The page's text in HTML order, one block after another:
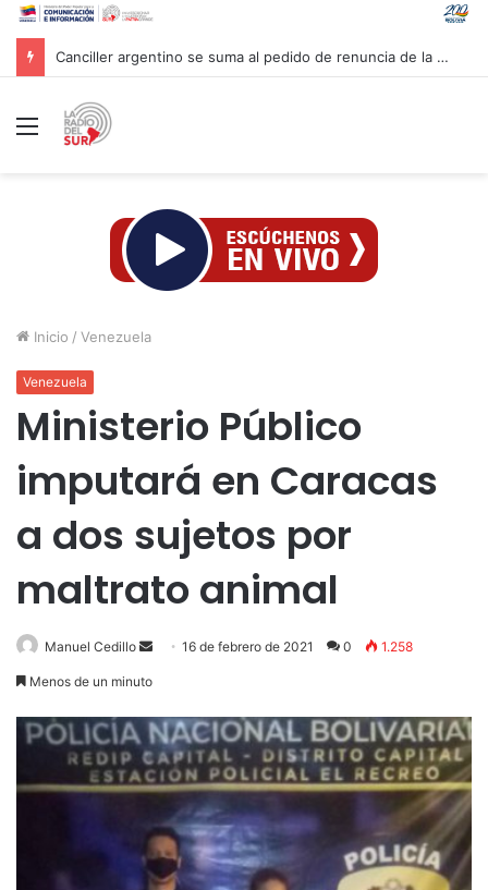
Canciller argentino se suma al pedido de renuncia de la vicepresidenta Villarruel
Menú
Inicio / Venezuela
Venezuela
Ministerio Público
imputará en Caracas
a dos sujetos por
maltrato animal
Manuel Cedillo
Send16 de febrero de 2021 0 1.258
Menos de un minuto